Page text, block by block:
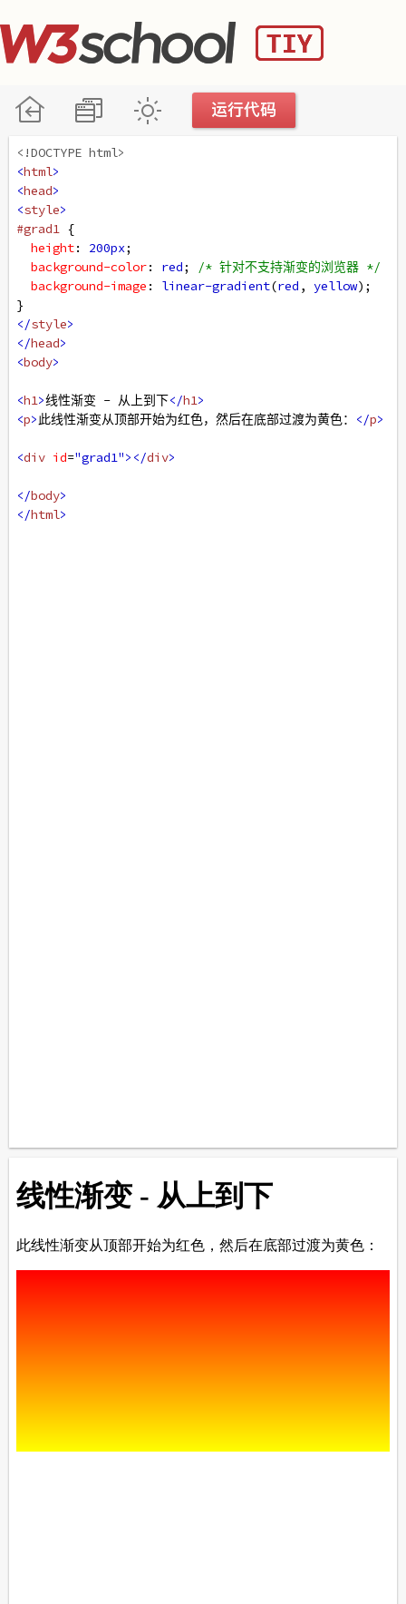
<!DOCTYPE html>
<html>
<head>
<style>
#grad1 {
height: 200px;
background-color: red;
/* 针对不支持渐变的浏览器 */
background-image : linear-gradient(red , yellow);
}
</style>
</head>
<body>
<h1>线性渐变 - 从上到下</h1>
<p>此线性渐变从顶部开始为红色，然后在底部过渡为黄色： </p>
<div id="grad1"></div>
</body>
</html>